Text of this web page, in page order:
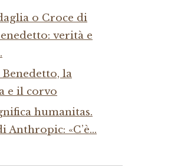
o Croce di
verità e
Benedetto, la
e il corvo
humanitas.
Anthropic: «C’è…